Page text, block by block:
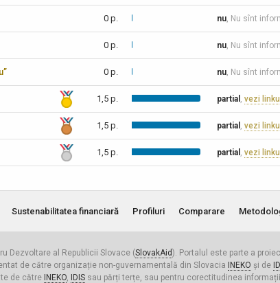
0 p. nu, Nu sînt
0 p. nu, Nu sînt
0 p. nu, Nu sînt
1,5 p. partial , vezi
1,5 p. partial , vezi
1,5 p. partial , vezi
Sustenabilitatea financiară Profiluri Comparare
Dezvoltare al Republicii Slovace (SlovakAid ). Portalul este parte a
de către organizație non-guvernamentală din Slovacia
INEKO și de
de către INEKO, IDISsau părți terțe, sau pentru corectitudinea